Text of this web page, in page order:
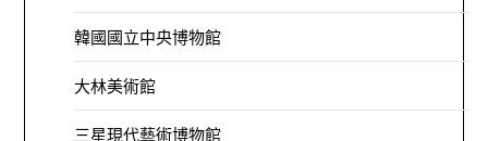
韓國國立中央博物館
大林美術館
三星現代藝術博物館